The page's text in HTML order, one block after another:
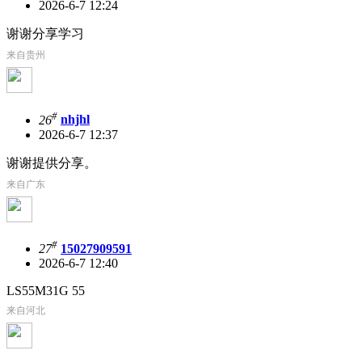
2026-6-7 12:24
谢谢分享学习
来自贵州
26# nhjhl
2026-6-7 12:37
谢谢提供分享。
来自广东
27# 15027909591
2026-6-7 12:40
LS55M31G 55
来自河北